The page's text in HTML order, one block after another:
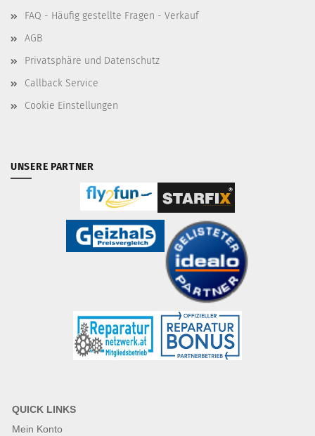
FAQ - Häufig gestellte Fragen - Verkauf
AGB
Privatsphäre und Datenschutz
Callback Service
Cookie Einstellungen
UNSERE PARTNER
QUICK LINKS
Mein Konto